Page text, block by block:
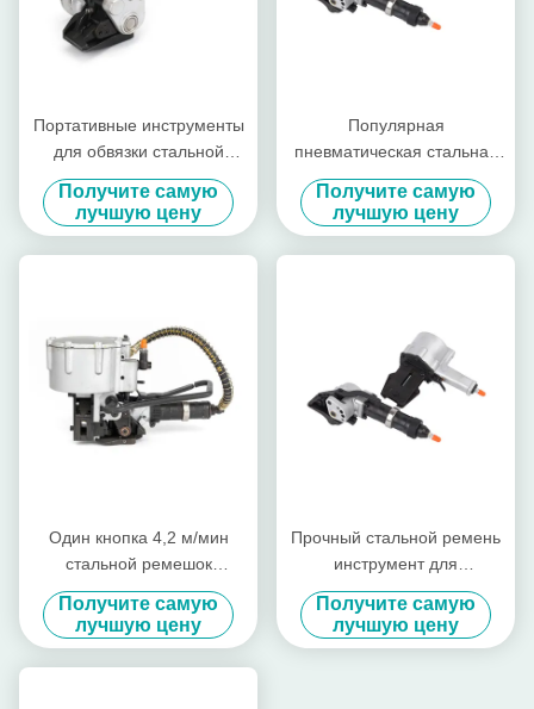
Портативные инструменты
для обвязки стальной
лентой для обвязки
стальных рулонов, простые
в эксплуатации
Получите самую
лучшую цену
Популярная
пневматическая стальная
ремешка 19-32 мм
Получите самую
лучшую цену
Один кнопка 4,2 м/мин
стальной ремешок
инструмент 32 мм ленты
пневматическая стальная
ремешок машина
Получите самую
лучшую цену
Прочный стальной ремень
инструмент для
промышленных
упаковочных потребностей
Получите самую
лучшую цену